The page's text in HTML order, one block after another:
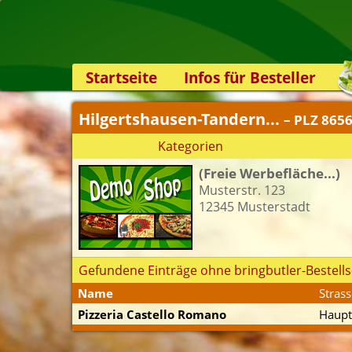
Startseite
Infos für Besteller
Lieferservice-App
Weiterempfehlen
Newsletter
Sicherheit
Kontakt
Hilgertshausen-Tandern... – PLZ
Kategorien
(Freie Werbefläche...)
Musterstr. 123
12345 Musterstadt
Gefundene Einträge ohne bringbutler-
Name
Pizzeria Castello Romano